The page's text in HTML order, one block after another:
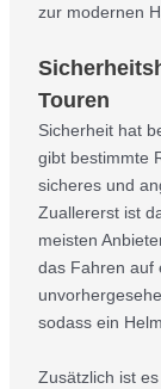
zur modernen
Touren
Sicherheit hat
gibt bestimmte
sicheres und
Zuallererst ist
meisten
das Fahren auf
sodass ein
Zusätzlich ist